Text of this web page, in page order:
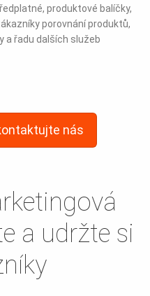
produktové balíčky,
porovnání produktů,
a řadu dalších služeb
nás
a udržte si